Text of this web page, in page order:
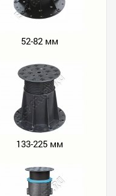
52-82 мм
133-225 мм